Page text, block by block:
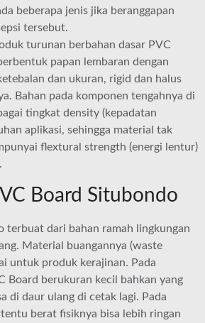
beberapa jenis jika beranggapan
tersebut.
turunan berbahan dasar PVC
papan lembaran dengan
dan ukuran, rigid dan halus
Bahan pada komponen tengahnya di
tingkat density (kepadatan
aplikasi, sehingga material tak
flextural strength (energi lentur)
Board Situbondo
terbuat dari bahan ramah lingkungan
Material buangannya (waste
untuk produk kerajinan. Pada
Board berukuran kecil bahkan yang
di daur ulang di cetak lagi. Pada
berat fisiknya bisa lebih ringan